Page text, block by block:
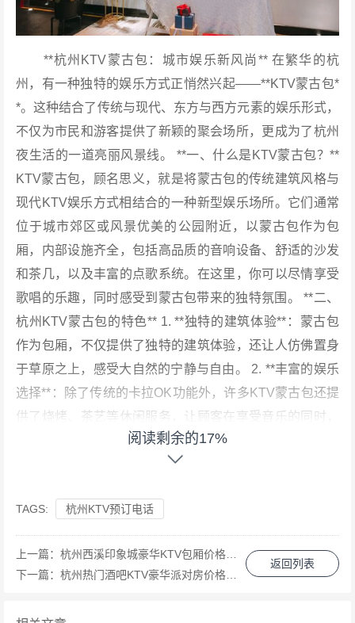
**杭州KTV蒙古包：城市娱乐新风尚** 在繁华的杭
州，有一种独特的娱乐方式正悄然兴起——**KTV蒙古包*
*。这种结合了传统与现代、东方与西方元素的娱乐形式，
不仅为市民和游客提供了新颖的聚会场所，更成为了杭州
夜生活的一道亮丽风景线。 **一、什么是KTV蒙古包？**
KTV蒙古包，顾名思义，就是将蒙古包的传统建筑风格与
现代KTV娱乐方式相结合的一种新型娱乐场所。它们通常
位于城市郊区或风景优美的公园附近，以蒙古包作为包
厢，内部设施齐全，包括高品质的音响设备、舒适的沙发
和茶几，以及丰富的点歌系统。在这里，你可以尽情享受
歌唱的乐趣，同时感受到蒙古包带来的独特氛围。 **二、
杭州KTV蒙古包的特色** 1. **独特的建筑体验**：蒙古包
作为包厢，不仅提供了独特的建筑体验，还让人仿佛置身
于草原之上，感受大自然的宁静与自由。 2. **丰富的娱乐
选择**：除了传统的卡拉OK功能外，许多KTV蒙古包还提
供了烧烤、茶艺等休闲服务，让顾客在享受音乐的同时，
也能品尝美食、品味文化。 3. **优质的服务**：由于数量
有限，这些场所往往提供更为个性化的服务，如私人订制
分析：某知名KTV蒙古包的成功秘诀** 以杭州某知名KTV
蒙古包为例，该场所自开业以来便受到了广泛好评。其成
功秘诀在于： - **精准定位**：该场所将目标客户定位为追
求新鲜体验、喜欢户外活动的年轻人和家庭。通过精准的
阅读剩余的17%
TAGS: 杭州KTV预订电话
返回列表
上一篇： 杭州西溪印象城豪华KTV包厢价格及优惠详情
下一篇： 杭州热门酒吧KTV豪华派对房价格及预订指南